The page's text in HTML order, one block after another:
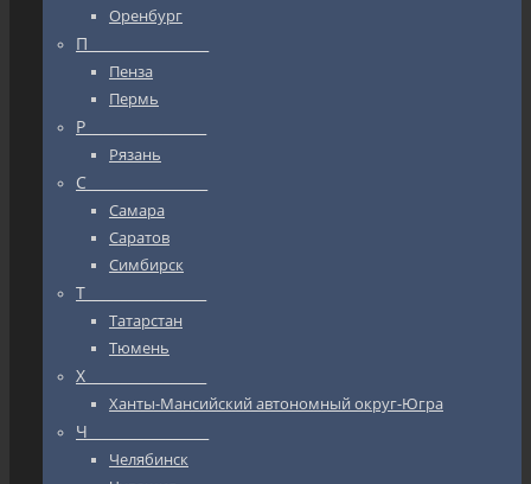
Оренбург
П_________________
Пенза
Пермь
Р_________________
Рязань
С_________________
Самара
Саратов
Симбирск
Т_________________
Татарстан
Тюмень
Х_________________
Ханты-Мансийский автономный округ-Югра
Ч_________________
Челябинск